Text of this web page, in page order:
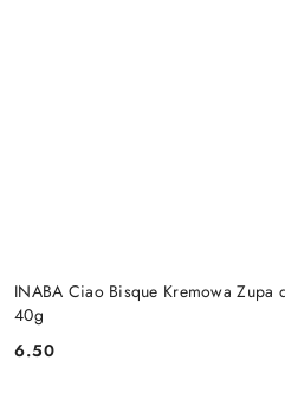
INABA Ciao Bisque Kremowa Zupa
40g
Cena:
6.50